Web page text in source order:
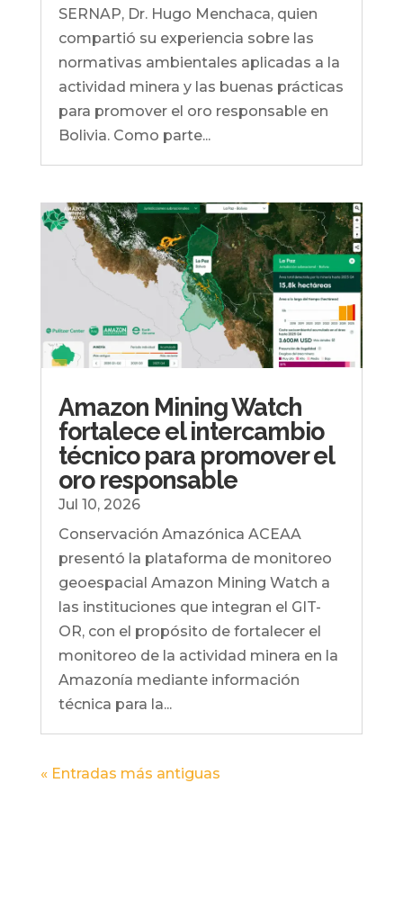
SERNAP, Dr. Hugo Menchaca, quien
compartió su experiencia sobre las
normativas ambientales aplicadas a la
actividad minera y las buenas prácticas
para promover el oro responsable en
Bolivia. Como parte...
Amazon Mining Watch
fortalece el intercambio
técnico para promover el
oro responsable
Jul 10, 2026
Conservación Amazónica ACEAA
presentó la plataforma de monitoreo
geoespacial Amazon Mining Watch a
las instituciones que integran el GIT-
OR, con el propósito de fortalecer el
monitoreo de la actividad minera en la
Amazonía mediante información
técnica para la...
« Entradas más antiguas